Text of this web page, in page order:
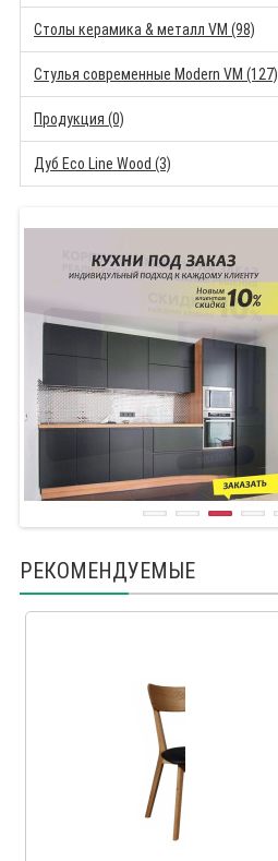
Столы керамика & металл VM (98)
Стулья современные Modern VM (127)
Продукция (0)
Дуб Eco Line Wood (3)
РЕКОМЕНДУЕМЫЕ